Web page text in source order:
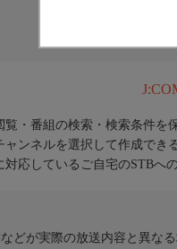
覧・番組の検索・検索条件を
ャンネルを選択して作成でき
対応しているご自宅のSTBへ
どが実際の放送内容と異なる